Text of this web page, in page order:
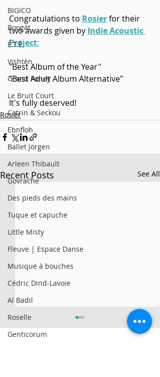
BIGICO
Boogát
É.T.É
Vishtèn
Grand Poney
Le Bruit Court
Catrin & Seckou
Ebnfloh
Ballet Jörgen
Arleen Thibault
Govrache
Des pieds des mains
Tuque et capuche
Little Misty
Fleuve | Espace Danse
Musique à bouches
Cédric Dind-Lavoie
Al Badil
Roselle
Genticorum
Congratulations to Rosier for their
two awards given by Indie Acoustic
Project:
"Best Album of the Year"
"Best Adult Album Alternative"
It's fully deserved!
Rosier
Recent Posts See All